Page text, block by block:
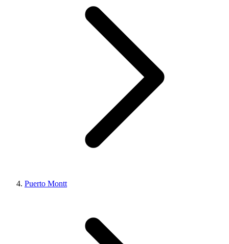
Puerto Montt